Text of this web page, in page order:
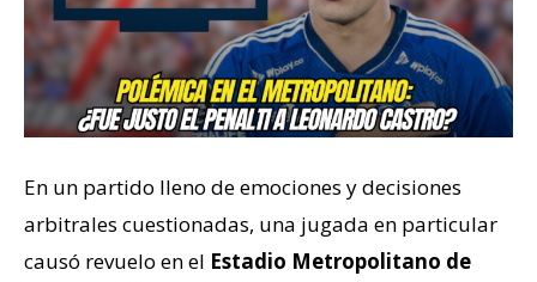
En un partido lleno de emociones y decisiones
arbitrales cuestionadas, una jugada en particular
causó revuelo en el Estadio Metropolitano de